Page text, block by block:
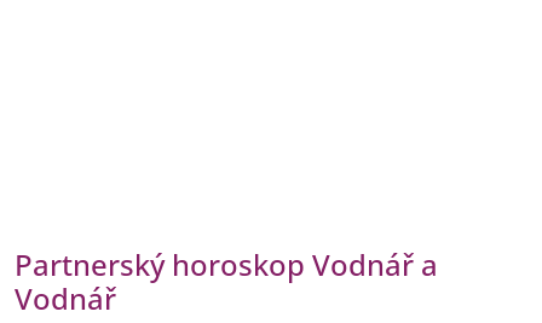
Partnerský horoskop Vodnář a
Vodnář